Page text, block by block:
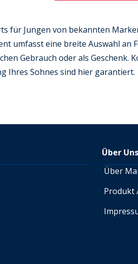
für Jungen von bekannten Marken
umfasst eine breite Auswahl an
Gebrauch oder als Geschenk.
Ihres Sohnes sind hier garantiert.
Über Uns
Über
Produkt